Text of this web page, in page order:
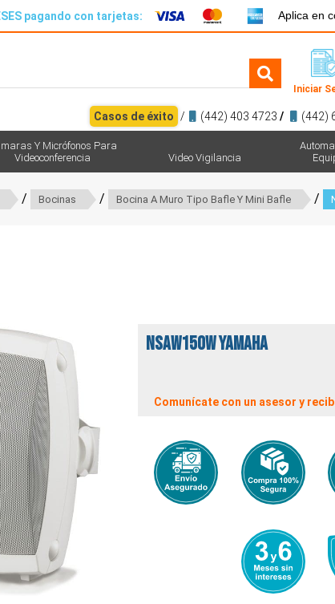
pagando con tarjetas: Aplica en
Iniciar
Casos de éxito / (442) 403 4723 / (442)
Y Micrófonos Para
Videoconferencia
Video Vigilancia
/ Bocinas / Bocina A Muro Tipo Bafle Y Mini Bafle /
NSAW150W Yamaha
Comunícate con un asesor y